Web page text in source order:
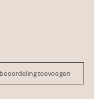
beoordeling toevoegen